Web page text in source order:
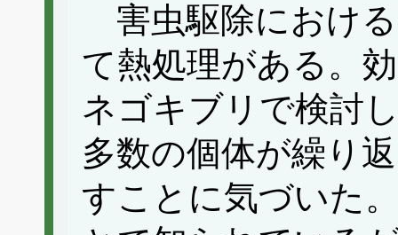
害虫駆除におけ
て熱処理がある。
ネゴキブリで検討
多数の個体が繰り
すことに気づいた